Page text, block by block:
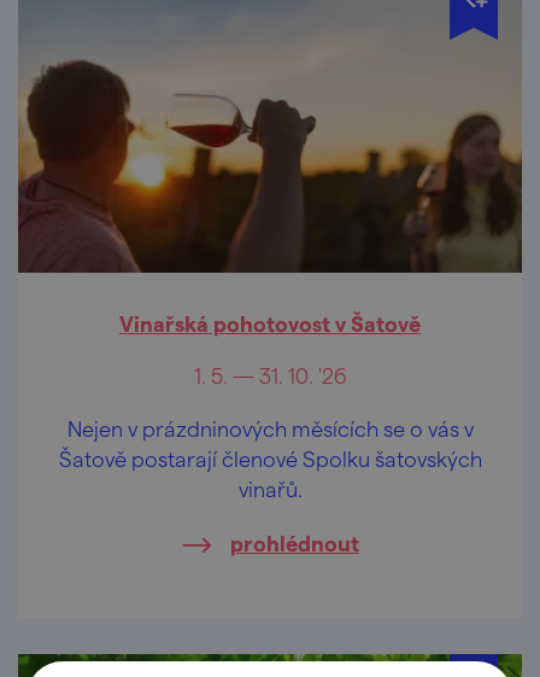
Vinařská pohotovost v Šatově
1. 5. — 31. 10. '26
Nejen v prázdninových měsících se o vás v
Šatově postarají členové Spolku šatovských
vinařů.
prohlédnout